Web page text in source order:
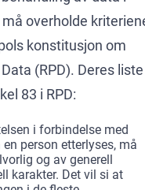
overholde
konstitusjon om
(RPD). Deres liste
83 i RPD:
i forbindelse med
en person etterlyses, må
og av generell
karakter. Det vil si at